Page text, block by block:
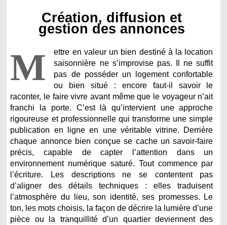
Création, diffusion et
gestion des annonces
M
ettre en valeur un bien destiné à la location
saisonnière ne s’improvise pas. Il ne suffit
pas de posséder un logement confortable
ou bien situé : encore faut-il savoir le
raconter, le faire vivre avant même que le voyageur n’ait
franchi la porte. C’est là qu’intervient une approche
rigoureuse et professionnelle qui transforme une simple
publication en ligne en une véritable vitrine. Derrière
chaque annonce bien conçue se cache un savoir-faire
précis, capable de capter l’attention dans un
environnement numérique saturé. Tout commence par
l’écriture. Les descriptions ne se contentent pas
d’aligner des détails techniques : elles traduisent
l’atmosphère du lieu, son identité, ses promesses. Le
ton, les mots choisis, la façon de décrire la lumière d’une
pièce ou la tranquillité d’un quartier deviennent des